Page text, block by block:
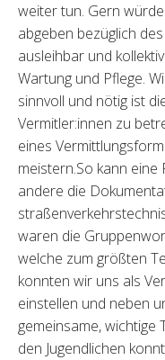
weiter tun. Gern
abgeben bezüglich
ausleihbar und
Wartung und Pflege.
sinnvoll und nötig ist
Vermitler:innen zu
eines
meistern.So kann
andere die
waren die
welche zum größten
konnten wir uns als
einstellen und neben
gemeinsame, wichtige
den Jugendlichen